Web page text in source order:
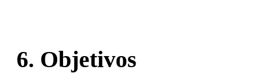
6. Objetivos